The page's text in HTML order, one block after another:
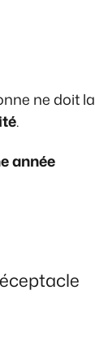
ne doit la
.
année